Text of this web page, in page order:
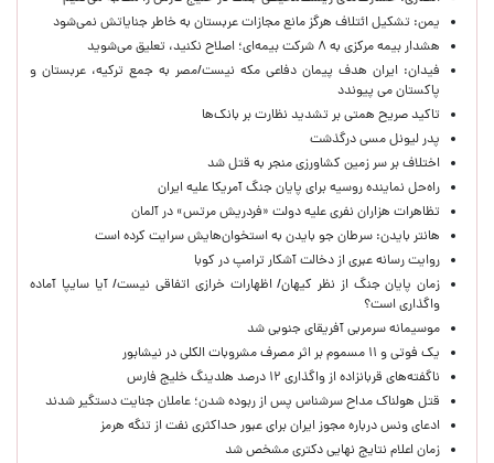
یمن: تشکیل ائتلاف هرگز مانع مجازات عربستان به خاطر جنایاتش نمی‌شود
هشدار بیمه مرکزی به ۸ شرکت بیمه‌ای؛ اصلاح نکنید، تعلیق می‌شوید
فیدان: ایران هدف پیمان دفاعی مکه نیست/مصر به جمع ترکیه، عربستان و
پاکستان می پیوندد
تاکید صریح همتی بر تشدید نظارت بر بانک‌ها
پدر لیونل مسی درگذشت
اختلاف بر سر زمین کشاورزی منجر به قتل شد
راه‌حل نماینده روسیه برای پایان جنگ آمریکا علیه ایران
تظاهرات هزاران نفری علیه دولت «فردریش مرتس» در آلمان
هانتر بایدن: سرطان جو بایدن به استخوان‌هایش سرایت کرده است
روایت رسانه عبری از دخالت آشکار ترامپ در کوبا
زمان پایان جنگ از نظر کیهان/ اظهارات خرازی اتفاقی نیست/ آیا سایپا آماده
واگذاری است؟
موسیمانه سرمربی آفریقای جنوبی شد
یک فوتی و ۱۱ مسموم بر اثر مصرف مشروبات الکلی در نیشابور
ناگفته‌های قربانزاده از واگذاری ۱۲ درصد هلدینگ خلیج فارس
قتل هولناک مداح سرشناس پس از ربوده شدن؛ عاملان جنایت دستگیر شدند
ادعای ونس درباره مجوز ایران برای عبور حداکثری نفت از تنگه هرمز
زمان اعلام نتایج نهایی دکتری مشخص شد